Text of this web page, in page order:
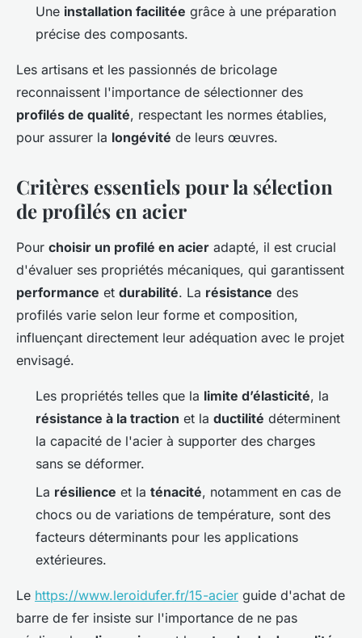
Une installation facilitée grâce à une préparation
précise des composants.
Les artisans et les passionnés de bricolage
reconnaissent l'importance de sélectionner des
profilés de qualité, respectant les normes établies,
pour assurer la longévité de leurs œuvres.
Critères essentiels pour la sélection
de profilés en acier
Pour choisir un profilé en acier adapté, il est crucial
d'évaluer ses propriétés mécaniques, qui garantissent
performance et durabilité. La résistance des
profilés varie selon leur forme et composition,
influençant directement leur adéquation avec le projet
envisagé.
Les propriétés telles que la limite d’élasticité, la
résistance à la traction et la ductilité déterminent
la capacité de l'acier à supporter des charges
sans se déformer.
La résilience et la ténacité, notamment en cas de
chocs ou de variations de température, sont des
facteurs déterminants pour les applications
extérieures.
Le https://www.leroidufer.fr/15-acier guide d'achat de
barre de fer insiste sur l'importance de ne pas